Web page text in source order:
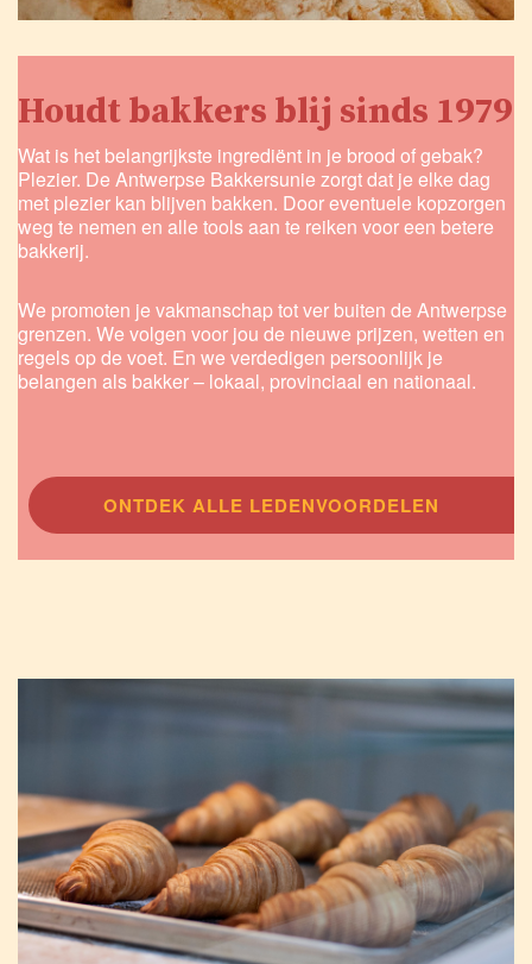
Houdt bakkers blij sinds 1979
Wat is het belangrijkste ingrediënt in je brood of gebak?
Plezier. De Antwerpse Bakkersunie zorgt dat je elke dag
met plezier kan blijven bakken. Door eventuele kopzorgen
weg te nemen en alle tools aan te reiken voor een betere
bakkerij.
We promoten je vakmanschap tot ver buiten de Antwerpse
grenzen. We volgen voor jou de nieuwe prijzen, wetten en
regels op de voet. En we verdedigen persoonlijk je
belangen als bakker – lokaal, provinciaal en nationaal.
ONTDEK ALLE LEDENVOORDELEN